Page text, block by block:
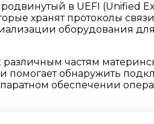
в UEFI (Unified
хранят протоколы
оборудования
частям
помогает обнаружить
обеспечении